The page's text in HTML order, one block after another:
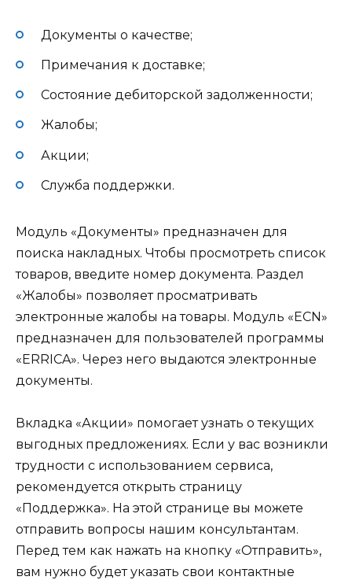
Документы о качестве;
Примечания к доставке;
Состояние дебиторской задолженности;
Жалобы;
Акции;
Служба поддержки.
Модуль «Документы» предназначен для
поиска накладных. Чтобы просмотреть список
товаров, введите номер документа. Раздел
«Жалобы» позволяет просматривать
электронные жалобы на товары. Модуль «ECN»
предназначен для пользователей программы
«ERRICA». Через него выдаются электронные
документы.
Вкладка «Акции» помогает узнать о текущих
выгодных предложениях. Если у вас возникли
трудности с использованием сервиса,
рекомендуется открыть страницу
«Поддержка». На этой странице вы можете
отправить вопросы нашим консультантам.
Перед тем как нажать на кнопку «Отправить»,
вам нужно будет указать свои контактные